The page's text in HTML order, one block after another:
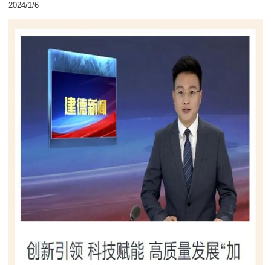
2024/1/6